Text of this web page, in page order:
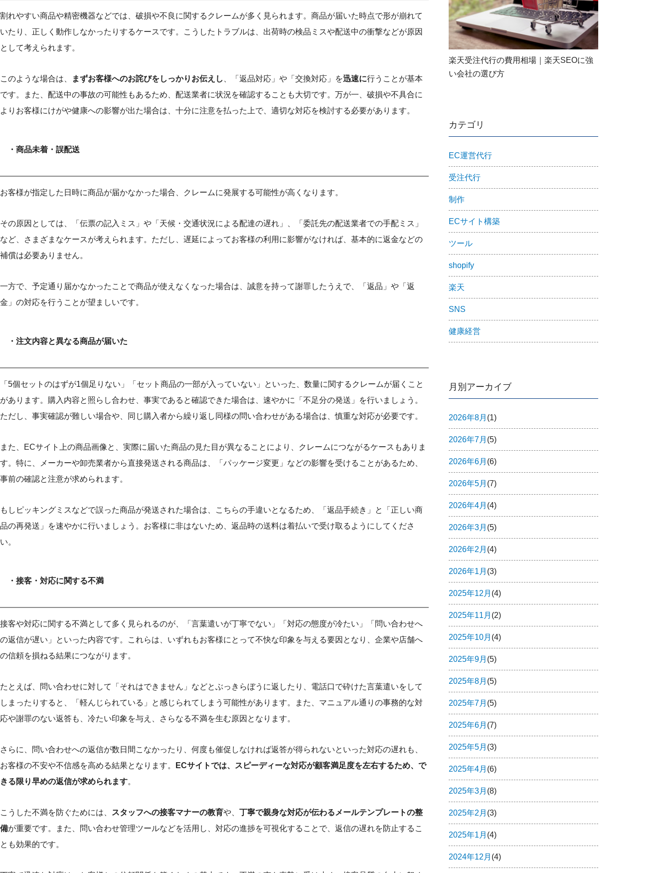
割れやすい商品や精密機器などでは、破損や不良に関するクレームが多く見られます。商品が届いた時点で形が崩れて
いたり、正しく動作しなかったりするケースです。こうしたトラブルは、出荷時の検品ミスや配送中の衝撃などが原因
として考えられます。
このような場合は、 まずお客様へのお詫びをしっかりお伝えし 、「返品対応」や「交換対応」を迅速に行うことが基本
です。また、配送中の事故の可能性もあるため、配送業者に状況を確認することも大切です。万が一、破損や不具合に
よりお客様にけがや健康への影響が出た場合は、十分に注意を払った上で、適切な対応を検討する必要があります。
・商品未着・誤配送
お客様が指定した日時に商品が届かなかった場合、クレームに発展する可能性が高くなります。
その原因としては、「伝票の記入ミス」や「天候・交通状況による配達の遅れ」、「委託先の配送業者での手配ミス」
など、さまざまなケースが考えられます。ただし、遅延によってお客様の利用に影響がなければ、基本的に返金などの
補償は必要ありません。
一方で、予定通り届かなかったことで商品が使えなくなった場合は、誠意を持って謝罪したうえで、「返品」や「返
金」の対応を行うことが望ましいです。
・ 注文内容と異なる商品が届いた
「5個セットのはずが1個足りない」「セット商品の一部が入っていない」といった、数量に関するクレームが届くこと
があります。購入内容と照らし合わせ、事実であると確認できた場合は、速やかに「不足分の発送」を行いましょう。
ただし、事実確認が難しい場合や、同じ購入者から繰り返し同様の問い合わせがある場合は、慎重な対応が必要です。
また、ECサイト上の商品画像と、実際に届いた商品の見た目が異なることにより、クレームにつながるケースもありま
す。特に、メーカーや卸売業者から直接発送される商品は、「パッケージ変更」などの影響を受けることがあるため、
事前の確認と注意が求められます。
もしピッキングミスなどで誤った商品が発送された場合は、こちらの手違いとなるため、「返品手続き」と「正しい商
品の再発送」を速やかに行いましょう。お客様に非はないため、返品時の送料は着払いで受け取るようにしてくださ
い。
・接客・対応に関する不満
接客や対応に関する不満として多く見られるのが、「言葉遣いが丁寧でない」「対応の態度が冷たい」「問い合わせへ
の返信が遅い」といった内容です。これらは、いずれもお客様にとって不快な印象を与える要因となり、企業や店舗へ
の信頼を損ねる結果につながります。
たとえば、問い合わせに対して「それはできません」などとぶっきらぼうに返したり、電話口で砕けた言葉遣いをして
しまったりすると、「軽んじられている」と感じられてしまう可能性があります。また、マニュアル通りの事務的な対
応や謝罪のない返答も、冷たい印象を与え、さらなる不満を生む原因となります。
さらに、問い合わせへの返信が数日間こなかったり、何度も催促しなければ返答が得られないといった対応の遅れも、
お客様の不安や不信感を高める結果となります。
ECサイトでは、スピーディーな対応が顧客満足度を左右するため、で
きる限り早めの返信が求められます。
こうした不満を防ぐためには、 スタッフへの接客マナーの教育や、 丁寧で親身な対応が伝わるメールテンプレートの整
備が重要です。また、問い合わせ管理ツールなどを活用し、対応の進捗を可視化することで、返信の遅れを防止するこ
とも効果的です。
楽天受注代行の費用相場｜楽天SEOに強
い会社の選び方
カテゴリ
EC運営代行
受注代行
制作
ECサイト構築
ツール
shopify
楽天
SNS
健康経営
月別アーカイブ
2026年8月 (1)
2026年7月 (5)
2026年6月 (6)
2026年5月 (7)
2026年4月 (4)
2026年3月 (5)
2026年2月 (4)
2026年1月 (3)
2025年12月 (4)
2025年11月 (2)
2025年10月 (4)
2025年9月 (5)
2025年8月 (5)
2025年7月 (5)
2025年6月 (7)
2025年5月 (3)
2025年4月 (6)
2025年3月 (8)
2025年2月 (3)
2025年1月 (4)
2024年12月 (4)